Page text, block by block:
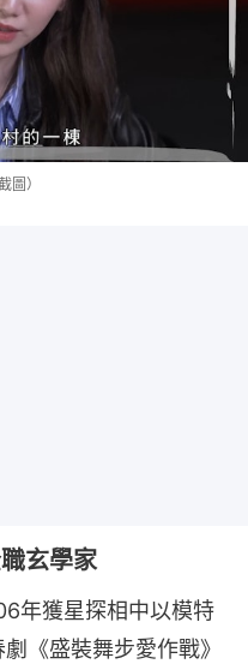
圖）
玄學家
年獲星探相中以模特
《盛裝舞步愛作戰》